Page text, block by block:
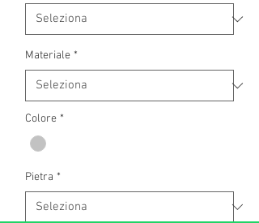
Materiale *
Colore *
Pietra *